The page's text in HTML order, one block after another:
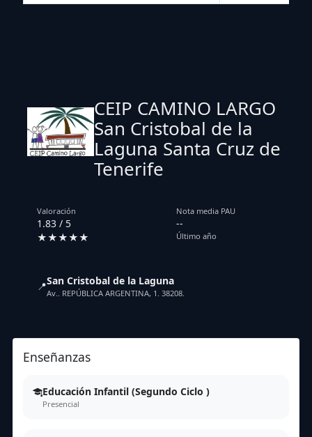
CEIP CAMINO LARGO
San Cristobal de la
Laguna Santa Cruz de
Tenerife
Valoración
1.83 / 5
★★★★★
Nota media PAU
--
Último año
📍San Cristobal de la Laguna
Av.. REPÚBLICA ARGENTINA, 1. 38208.
Enseñanzas
Educación Infantil (Segundo Ciclo )
Presencial